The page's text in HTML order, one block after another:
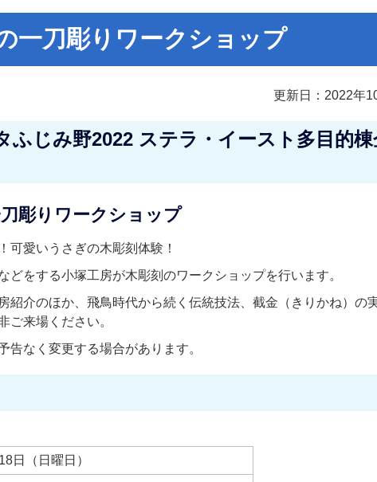
一刀彫りワークショップ
更新日：2022年
ふじみ野2022 ステラ・イースト多目的棟
彫りワークショップ
可愛いうさぎの木彫刻体験！
どをする小塚工房が木彫刻のワークショップを行います。
紹介のほか、飛鳥時代から続く伝統技法、截金（きりかね）の
ご来場ください。
告なく変更する場合があります。
日（日曜日）